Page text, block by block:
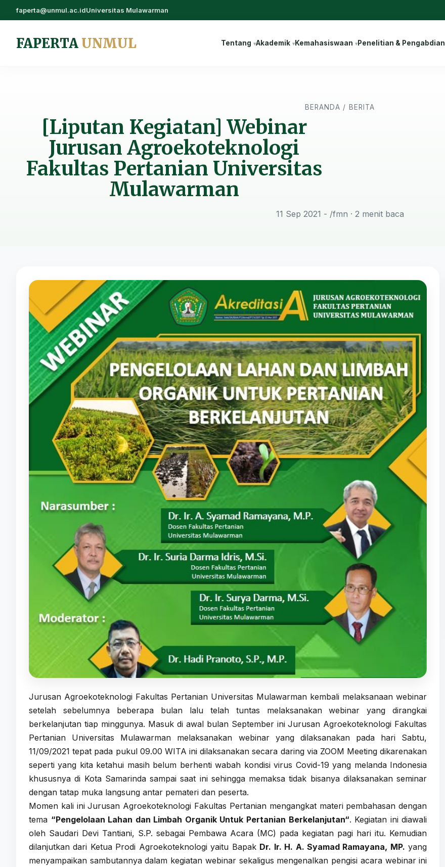
faperta@unmul.ac.idUniversitas Mulawarman
FAPERTA UNMUL Tentang Akademik Kemahasiswaan Penelitian & Pengabdian
BERANDA / BERITA
[Liputan Kegiatan] Webinar
Jurusan Agroekoteknologi
Fakultas Pertanian Universitas
Mulawarman
11 Sep 2021 - /fmn · 2 menit baca
Jurusan Agroekoteknologi Fakultas Pertanian Universitas Mulawarman kembali melaksanaan webinar
setelah sebelumnya beberapa bulan lalu telah tuntas melaksanakan webinar yang dirangkai
berkelanjutan tiap minggunya. Masuk di awal bulan September ini Jurusan Agroekoteknologi Fakultas
Pertanian Universitas Mulawarman melaksanakan webinar yang dilaksanakan pada hari Sabtu,
11/09/2021 tepat pada pukul 09.00 WITA ini dilaksanakan secara daring via ZOOM Meeting dikarenakan
seperti yang kita ketahui masih belum berhenti wabah kondisi virus Covid-19 yang melanda Indonesia
khususnya di Kota Samarinda sampai saat ini sehingga memaksa tidak bisanya dilaksanakan seminar
dengan tatap muka langsung antar pemateri dan peserta.
Momen kali ini Jurusan Agroekoteknologi Fakultas Pertanian mengangkat materi pembahasan dengan
tema “Pengelolaan Lahan dan Limbah Organik Untuk Pertanian Berkelanjutan“. Kegiatan ini diawali
oleh Saudari Devi Tantiani, S.P. sebagai Pembawa Acara (MC) pada kegiatan pagi hari itu. Kemudian
dilanjutkan dari Ketua Prodi Agroekoteknologi yaitu Bapak Dr. Ir. H. A. Syamad Ramayana, MP. yang
menyampaikan sambutannya dalam kegiatan webinar sekaligus mengenalkan pengisi acara webinar ini